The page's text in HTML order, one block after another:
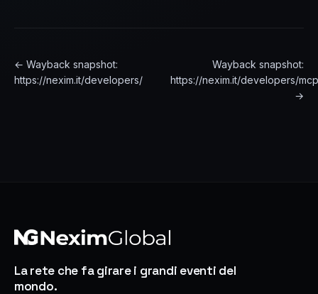
← Wayback snapshot:
https://nexim.it/developers/
Wayback snapshot:
https://nexim.it/developers/
→
La rete che fa girare i grandi eventi del
mondo.